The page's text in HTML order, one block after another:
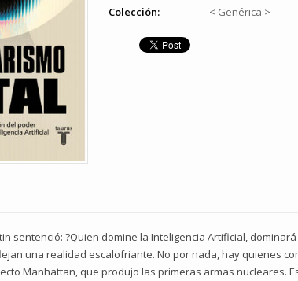
Colección:
< Genérica >
sentenció: ?Quien domine la Inteligencia Artificial,
una realidad escalofriante. No por nada, hay quienes
Manhattan, que produjo las primeras armas nucleares.